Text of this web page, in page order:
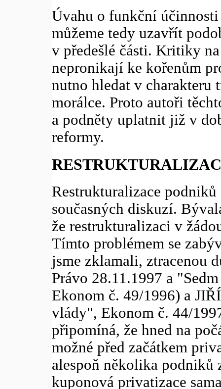
Úvahu o funkční
můžeme tedy uzavřít
v předešlé části. Kritiky
nepronikají ke kořenům
nutno hledat v charakteru
morálce. Proto autoři
a podněty uplatnit již v
reformy.
Restrukturalizace
současných diskuzí.
že restrukturalizaci v
Tímto problémem se
jsme zklamali, ztracenou
Právo 28.11.1997 a
Ekonom č. 49/1996) a
vlády", Ekonom č. 44/
připomíná, že hned na
možné před začátkem
alespoň několika podniků
kuponová privatizace